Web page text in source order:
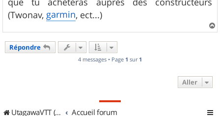
(Twonav, garmin, ect...)
a
Répondre
4 messages • Page 1 sur 1
Aller
UtagawaVTT (Randos VTT et VTTAE avec traces GPS) Accueil forum